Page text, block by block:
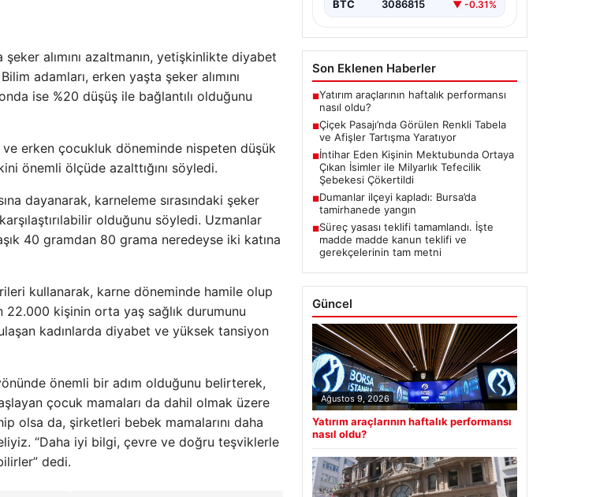
alımını azaltmanın, yetişkinlikte diyabet
adamları, erken yaşta şeker alımını
ise %20 düşüş ile bağlantılı olduğunu
ve erken çocukluk döneminde nispeten düşük
önemli ölçüde azalttığını söyledi.
dayanarak, karneleme sırasındaki şeker
olduğunu söyledi. Uzmanlar
40 gramdan 80 grama neredeyse iki katına
kullanarak, karne döneminde hamile olup
kişinin orta yaş sağlık durumunu
kadınlarda diyabet ve yüksek tansiyon
önemli bir adım olduğunu belirterek,
çocuk mamaları da dahil olmak üzere
olsa da, şirketleri bebek mamalarını daha
“Daha iyi bilgi, çevre ve doğru teşviklerle
dedi.
BTC 3086815 ▼ -0.31%
Son Eklenen Haberler
■Yatırım araçlarının haftalık performansı
nasıl oldu?
■Çiçek Pasajı’nda Görülen Renkli Tabela
ve Afişler Tartışma Yaratıyor
■İntihar Eden Kişinin Mektubunda Ortaya
Çıkan İsimler ile Milyarlık Tefecilik
Şebekesi Çökertildi
■Dumanlar ilçeyi kapladı: Bursa’da
tamirhanede yangın
■Süreç yasası teklifi tamamlandı. İşte
madde madde kanun teklifi ve
gerekçelerinin tam metni
Güncel
Ağustos 9, 2026
Yatırım araçlarının haftalık performansı
nasıl oldu?